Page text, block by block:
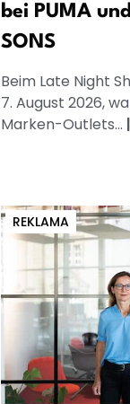
bei PUMA
SONS
Beim Late Night
7. August 2026,
Marken-Outlets... |
REKLAMA